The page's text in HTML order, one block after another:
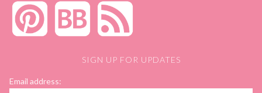
SIGN UP FOR UPDATES
Email address: